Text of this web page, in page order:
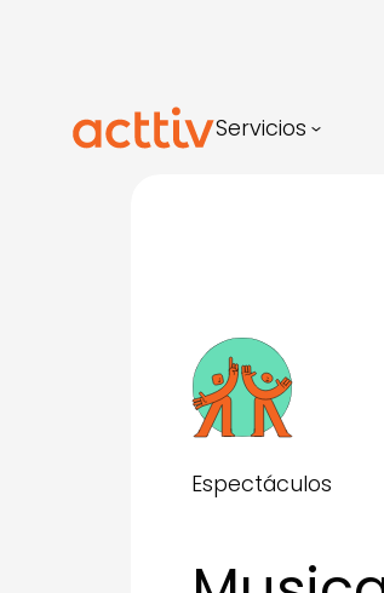
Servicios
Espectáculos